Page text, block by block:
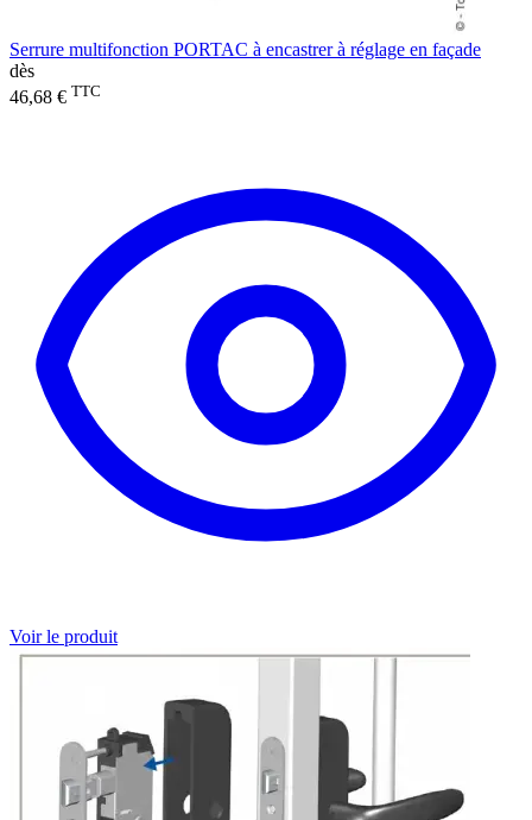
Serrure multifonction PORTAC à encastrer à réglage en façade
dès
46,68 € TTC
Voir le produit